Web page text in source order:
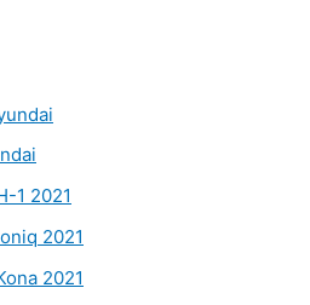
1 2021
2021
2021